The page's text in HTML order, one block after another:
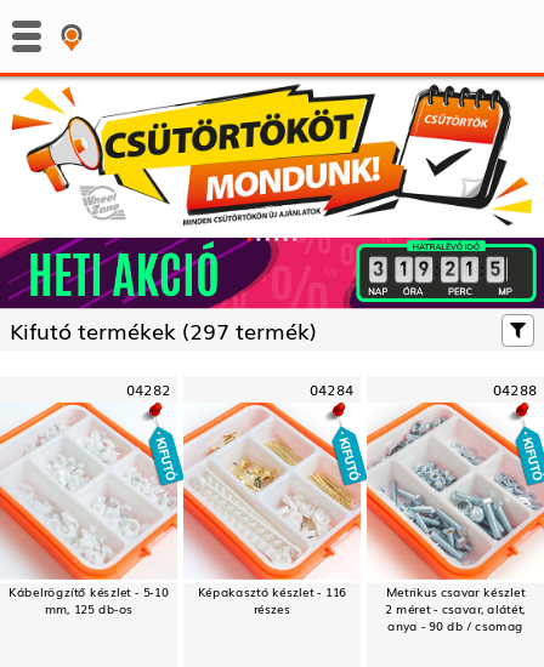
: :
Kifutó termékek (297 termék)
04282
Kábelrögzítő készlet - 5-10
mm, 125 db-os
04284
Képakasztó készlet - 116
részes
04288
Metrikus csavar készlet
2 méret - csavar, alátét,
anya - 90 db / csomag